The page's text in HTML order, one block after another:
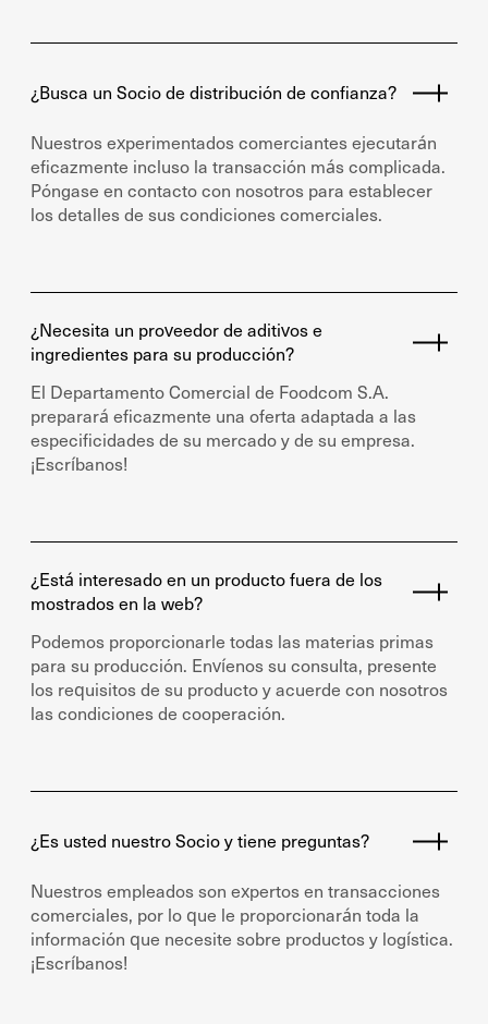
¿Busca un Socio de distribución de confianza?
Nuestros experimentados comerciantes ejecutarán
eficazmente incluso la transacción más complicada.
Póngase en contacto con nosotros para establecer
los detalles de sus condiciones comerciales.
¿Necesita un proveedor de aditivos e
ingredientes para su producción?
El Departamento Comercial de Foodcom S.A.
preparará eficazmente una oferta adaptada a las
especificidades de su mercado y de su empresa.
¡Escríbanos!
¿Está interesado en un producto fuera de los
mostrados en la web?
Podemos proporcionarle todas las materias primas
para su producción. Envíenos su consulta, presente
los requisitos de su producto y acuerde con nosotros
las condiciones de cooperación.
¿Es usted nuestro Socio y tiene preguntas?
Nuestros empleados son expertos en transacciones
comerciales, por lo que le proporcionarán toda la
información que necesite sobre productos y logística.
¡Escríbanos!